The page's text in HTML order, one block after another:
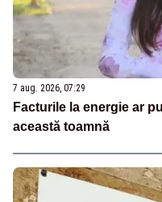
7 aug. 2026, 07:29
Facturile la energie ar
această toamnă